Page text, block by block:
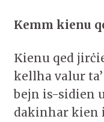
Kemm kienu
Kienu qed
kellha valur
bejn is-sidien
dakinhar kien